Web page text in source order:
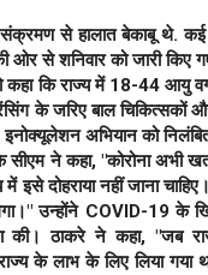
से हालात बेकाबू थे. कई
ओर से शनिवार को जारी किए
कहा कि राज्य में 18-44 आयु
के जरिए बाल चिकित्सकों
अभियान को
के सीएम ने कहा, "कोरोना अभी
इसे दोहराया नहीं जाना
उन्होंने COVID-19 के
की। ठाकरे ने कहा, "जब
लाभ के लिए लिया गया था